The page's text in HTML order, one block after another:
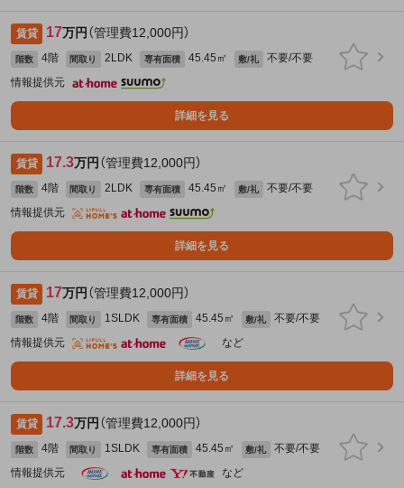
賃貸 17万円 （管理費12,000円）
階数 4階 間取り 2LDK 専有面積 45.45㎡ 敷/礼
不要/不要
情報提供元
詳細を見る
賃貸 17.3万円 （管理費12,000円）
階数 4階 間取り 2LDK 専有面積 45.45㎡ 敷/礼
不要/不要
情報提供元
詳細を見る
賃貸 17万円 （管理費12,000円）
階数 4階 間取り 1SLDK 専有面積 45.45㎡ 敷/礼
不要/不要
情報提供元
など
詳細を見る
賃貸 17.3万円 （管理費12,000円）
階数 4階 間取り 1SLDK 専有面積 45.45㎡ 敷/礼
不要/不要
情報提供元
など